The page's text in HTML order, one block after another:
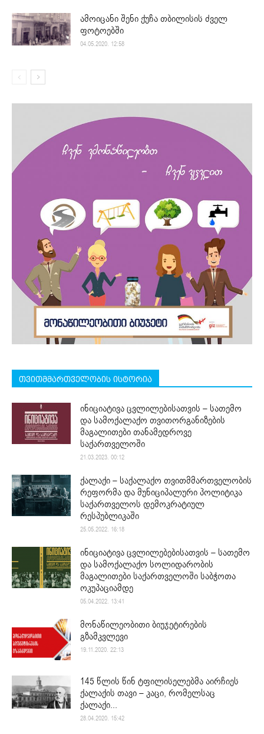
ამოიცანი შენი ქუჩა თბილისის ძველ
ფოტოებში
04.05.2020. 12:58
თვითმმართველობის ისტორია
ინიციატივა ცვლილებისათვის – სათემო
და სამოქალაქო თვითორგანიზების
მაგალითები თანამედროვე
საქართველოში
21.03.2023. 00:12
ქალაქი – საქალაქო თვითმმართველობის
რეფორმა და მუნიციპალური პოლიტიკა
საქართველოს დემოკრატიულ
რესპუბლიკაში
25.05.2022. 16:18
ინიციატივა ცვლილებებისათვის – სათემო
და სამოქალაქო სოლიდარობის
მაგალითები საქართველოში საბჭოთა
ოკუპაციამდე
05.04.2022. 13:41
მონაწილეობითი ბიუჯეტირების
გზამკვლევი
19.11.2020. 22:13
145 წლის წინ ტფილისელებმა აირჩიეს
ქალაქის თავი – კაცი, რომელსაც
ქალაქი...
28.04.2020. 15:42